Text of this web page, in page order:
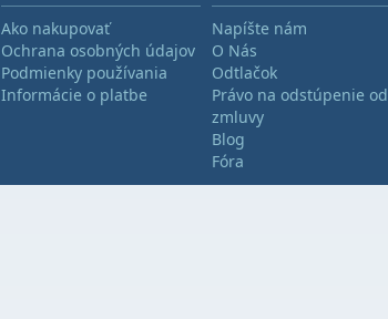
Ako nakupovať
Ochrana osobných údajov
Podmienky používania
Informácie o platbe
Napíšte nám
O Nás
Odtlačok
Právo na odstúpenie od
zmluvy
Blog
Fóra